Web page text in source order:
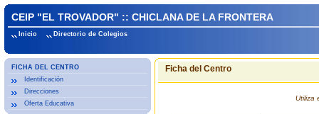
CEIP "EL TROVADOR" :: CHICLANA DE LA FRONTERA
Inicio Directorio de Colegios
FICHA DEL CENTRO
Identificación
Direcciones
Oferta Educativa
Ficha del Centro
Utiliza